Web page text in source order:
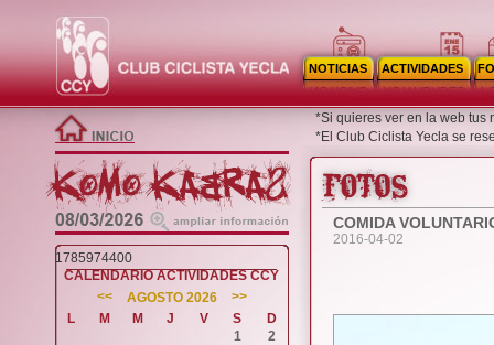
NOTICIAS ACTIVIDADES
*Si quieres ver en la web
*El Club Ciclista Yecla se
1785974400
CALENDARIO ACTIVIDADES CCY
<<
AGOSTO 2026
>>
L
M M J V S
D
1
2
COMIDA
2016-04-02